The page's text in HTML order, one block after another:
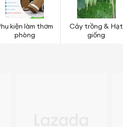
kiện làm thơm
phòng
Cây trồng & Hạt
giống